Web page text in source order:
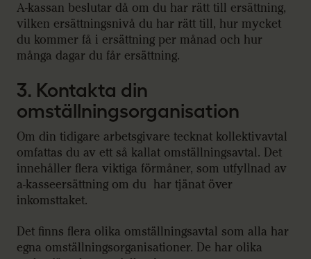
A-kassan beslutar då om du har rätt till ersättning,
vilken ersättningsnivå du har rätt till, hur mycket
du kommer få i ersättning per månad och hur
många dagar du får ersättning.
3. Kontakta din
omställningsorganisation
Om din tidigare arbetsgivare tecknat kollektivavtal
omfattas du av ett så kallat omställningsavtal. Det
innehåller flera viktiga förmåner, som utfyllnad av
a-kasseersättning om du har tjänat över
inkomsttaket.
Det finns flera olika omställningsavtal som alla har
egna omställningsorganisationer. De har olika